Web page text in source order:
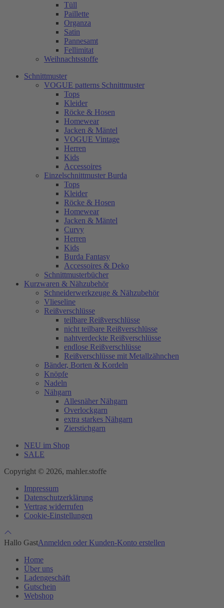
Tüll
Paillette
Organza
Satin
Pannesamt
Fellimitat
Weihnachtsstoffe
Schnittmuster
VOGUE patterns Schnittmuster
Tops
Kleider
Röcke & Hosen
Homewear
Jacken & Mäntel
VOGUE Vintage
Herren
Kids
Accessoires
Einzelschnittmuster Burda
Tops
Kleider
Röcke & Hosen
Homewear
Jacken & Mäntel
Curvy
Herren
Kids
Burda Fantasy
Accessoires & Deko
Schnittmusterbücher
Kurzwaren & Nähzubehör
Schneiderwerkzeuge & Nähzubehör
Vlieseline
Reißverschlüsse
teilbare Reißverschlüsse
nicht teilbare Reißverschlüsse
nahtverdeckte Reißverschlüsse
endlose Reißverschlüsse
Reißverschlüsse mit Metallzähnchen
Bänder, Borten & Kordeln
Knöpfe
Nadeln
Nähgarn
Allesnäher Nähgarn
Overlockgarn
extra starkes Nähgarn
Zierstichgarn
NEU im Shop
SALE
Copyright © 2026, mahler.stoffe
Impressum
Datenschutzerklärung
Vertrag widerrufen
Cookie-Einstellungen
Hallo GastAnmelden oder Kunden-Konto erstellen
Home
Über uns
Ladengeschäft
Gutschein
Webshop